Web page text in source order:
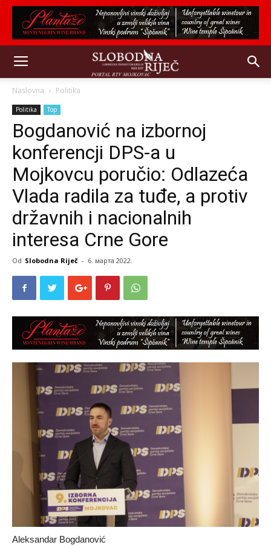
Naslovna Politika
Politika Top
Bogdanović na izbornoj
konferencji DPS-a u
Mojkovcu poručio: Odlazeća
Vlada radila za tuđe, a protiv
državnih i nacionalnih
interesa Crne Gore
Od Slobodna Riječ - 6. марта 2022.
Aleksandar Bogdanović